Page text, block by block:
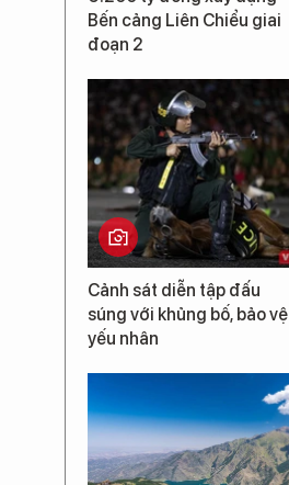
Bến cảng Liên Chiểu giai
đoạn 2
Cảnh sát diễn tập đấu
súng với khủng bố, bảo vệ
yếu nhân